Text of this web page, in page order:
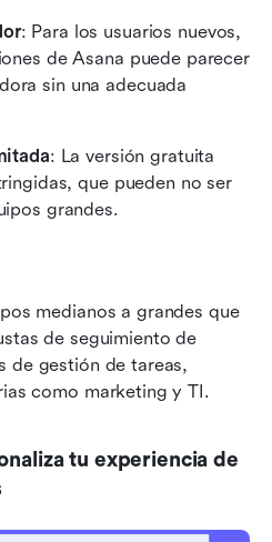
: Para los usuarios nuevos,
de Asana puede parecer
sin una adecuada
: La versión gratuita
que pueden no ser
grandes.
medianos a grandes que
de seguimiento de
de gestión de tareas,
como marketing y TI.
tu experiencia de